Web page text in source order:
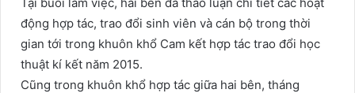
i
l
động hợp tác, trao đổi sinh viên và cán bộ trong thời
gian tới trong khuôn khổ Cam kết hợp tác trao đổi học
thuật kí kết năm 2015.
Cũng trong khuôn khổ hợp tác giữa hai bên, tháng